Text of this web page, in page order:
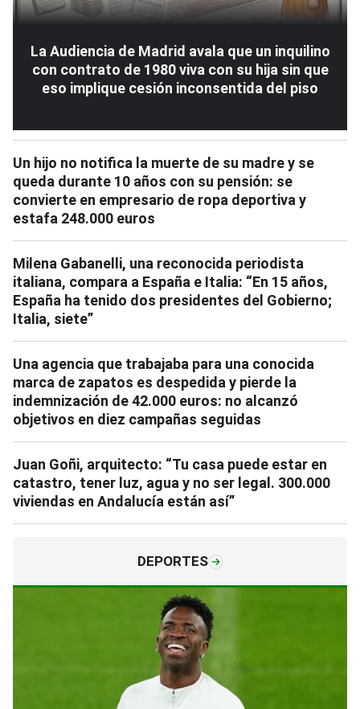
La Audiencia de Madrid avala que un inquilino
con contrato de 1980 viva con su hija sin que
eso implique cesión inconsentida del piso
Un hijo no notifica la muerte de su madre y se
queda durante 10 años con su pensión: se
convierte en empresario de ropa deportiva y
estafa 248.000 euros
Milena Gabanelli, una reconocida periodista
italiana, compara a España e Italia: “En 15 años,
España ha tenido dos presidentes del Gobierno;
Italia, siete”
Una agencia que trabajaba para una conocida
marca de zapatos es despedida y pierde la
indemnización de 42.000 euros: no alcanzó
objetivos en diez campañas seguidas
Juan Goñi, arquitecto: “Tu casa puede estar en
catastro, tener luz, agua y no ser legal. 300.000
viviendas en Andalucía están así”
DEPORTES